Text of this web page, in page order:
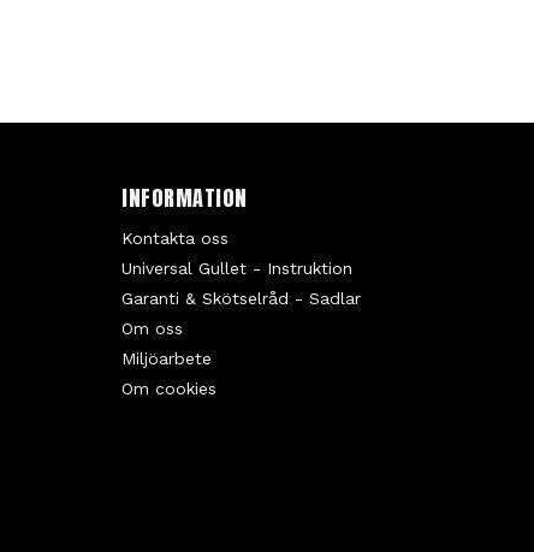
INFORMATION
Kontakta oss
Universal Gullet - Instruktion
Garanti & Skötselråd - Sadlar
Om oss
Miljöarbete
Om cookies